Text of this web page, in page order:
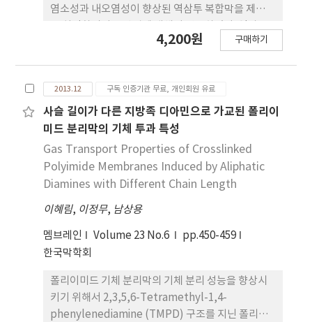
염소성과 내오염성이 향상된 역삼투 복합막을 제조하
막의 내염소성과 내오염성을 증가시키기 위해 반응성
하였고, 개질 온도와 시약 농도를 변화시켜가며 개질
조건을 최적화시켰다. XPS, AFM 그리고 contact
angle을 이용하여 역삼투막의 표면 개질을 통한 표
면 특성 변화를 확인하였으며 역삼투막의 투과성능
평가 결과 역삼투막의 내염소성과 내오염성이 향상된
역삼투 분리막을 제조하였다.
4,200원 구매하기
2013.12 구독 인증기관 무료, 개인회원 유료
사슬 길이가 다른 지방족 디아민으로 가교된 폴리이
미드 분리막의 기체 투과 특성
Gas Transport Properties of Crosslinked
Polyimide Membranes Induced by Aliphatic
Diamines with Different Chain Length
이혜림, 이정무, 남상용
멤브레인 Volume 23 No.6
pp.450-459
한국막학회
폴리이미드 기체 분리막의 기체 분리 성능을 향상시
키기 위해서 2,3,5,6-Tetramethyl-1,4-
phenylenediamine (TMPD) 구조를 지닌 폴리이